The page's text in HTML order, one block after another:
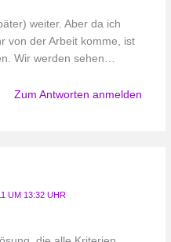
weiter. Aber da ich
von der Arbeit komme, ist
Wir werden sehen…
Zum Antworten anmelden
UM 13:32 UHR